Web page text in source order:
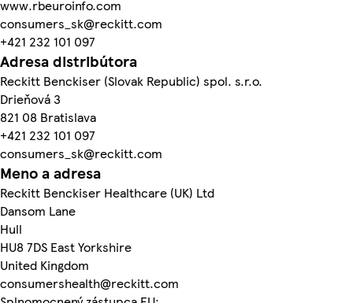
www.rbeuroinfo.com
consumers_sk@reckitt.com
+421 232 101 097
Adresa distribútora
Reckitt Benckiser (Slovak Republic) spol. s.r.o.
Drieňová 3
821 08 Bratislava
+421 232 101 097
consumers_sk@reckitt.com
Meno a adresa
Reckitt Benckiser Healthcare (UK) Ltd
Dansom Lane
Hull
HU8 7DS East Yorkshire
United Kingdom
consumershealth@reckitt.com